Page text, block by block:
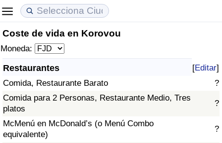
Coste de vida en Korovou
Moneda:
Restaurantes [Editar]
Comida, Restaurante Barato
?
Comida para 2 Personas, Restaurante Medio, Tres
platos
?
McMenú en McDonald’s (o Menú Combo
equivalente)
?
Coste de vida
Índice de Costo de Vida
Índice de costo de vida por país
en aqaba
Precios de las propiedades
Índice de Precios de Inmuebles
Índice de Precios de Inmuebles por País
Calidad de Vida
Índice de Calidad de Vida (Actual)
Índice de calidad de vida por país
Delincuencia